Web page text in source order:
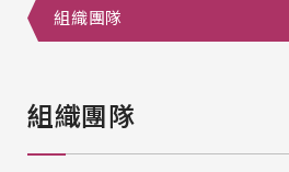
組織團隊
組織團隊